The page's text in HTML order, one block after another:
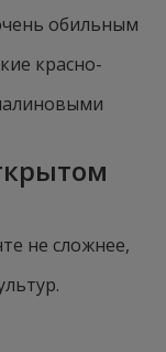
обильным
красно-
не сложнее,